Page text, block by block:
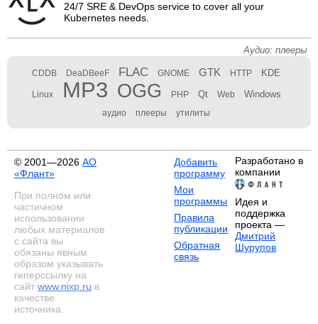
24/7 SRE & DevOps service to cover all your
Kubernetes needs.
Аудио: плееры
CDDB DeaDBeeF FLAC GNOME GTK HTTP KDE
Linux MP3 OGG PHP Qt Web Windows
аудио плееры утилиты
© 2001—2026 АО
«Флант»
При полном или
частичном
использовании
любых материалов
с сайта вы
обязаны явным
образом указывать
гиперссылку на
сайт www.nixp.ru в
качестве
источника.
Добавить
программу
Мои
программы
Правила
публикации
Обратная
связь
Разработано в
компании
Идея и
поддержка
проекта —
Дмитрий
Шурупов